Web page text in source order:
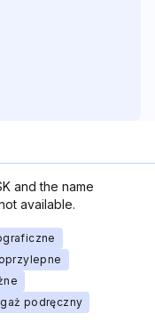
and the name
available.
podręczny